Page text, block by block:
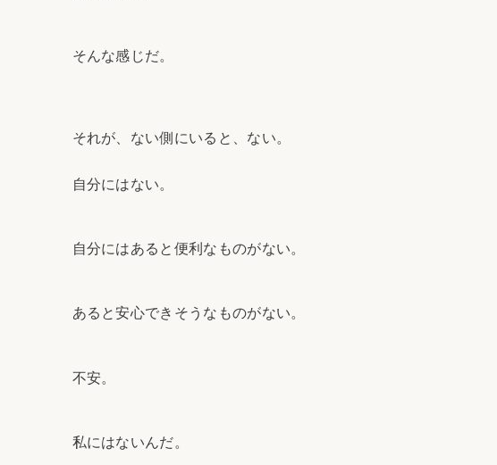
そんな感じだ。
それが、ない側にいると、ない。
自分にはない。
自分にはあると便利なものがない。
あると安心できそうなものがない。
不安。
私にはないんだ。